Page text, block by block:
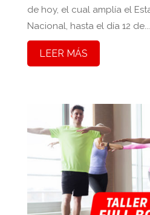
de hoy, el cual amplía el
Nacional, hasta el día 12 de...
LEER MÁS